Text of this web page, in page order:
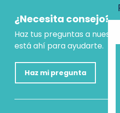
¿Necesita consejo?
Haz tus preguntas a
está ahí para ayudarte.
Haz mi pregunta